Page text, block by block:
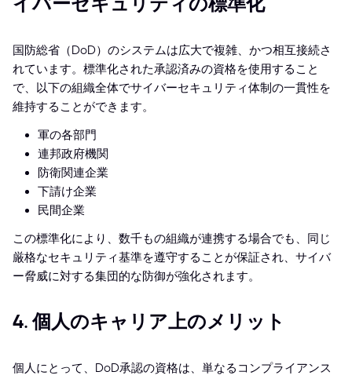
国防総省（DoD）のシステムは広大で複雑、かつ相互接続さ
れています。標準化された承認済みの資格を使用すること
で、以下の組織全体でサイバーセキュリティ体制の一貫性を
維持することができます。
軍の各部門
連邦政府機関
防衛関連企業
下請け企業
民間企業
この標準化により、数千もの組織が連携する場合でも、同じ
厳格なセキュリティ基準を遵守することが保証され、サイバ
ー脅威に対する集団的な防御が強化されます。
4. 個人のキャリア上のメリット
個人にとって、DoD承認の資格は、単なるコンプライアンス